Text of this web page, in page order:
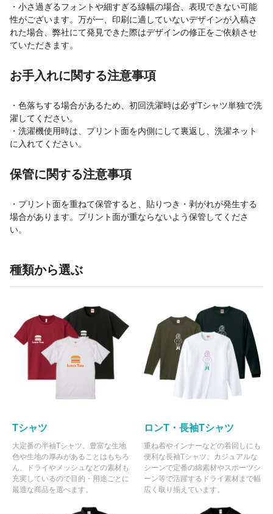
・小さ過ぎるフォントや細すぎる線幅の場合、表現できない可能
性がございます。万が一、印刷に適していないデザインが入稿さ
れた場合、弊社にて発見できた際はデザインの修正をご依頼させ
ていただきます。
お手入れに関する注意事項
・色落ちする場合があるため、初回洗濯時は必ずTシャツ単独で洗
濯してください。
・洗濯機使用時は、プリント面を内側にして裏返し、洗濯ネット
に入れてください。
保管に関する注意事項
・プリント面を重ねて保管すると、貼りつき・剥がれが発生する
場合があります。プリント面が重ならないよう保管してくださ
い。
種類から選ぶ
Tシャツ
大定番の半袖Tシャツ。豊富な生地
色や生地の厚みがあることはもちろ
ん、ドライやメッシュなどの素材も
充実しているので目的・用途ごとに
最適な商品を選べます。
ロンT・長袖Tシャツ
重ね着やインナーなどの着回しにも
便利な長袖Tシャツ。カジュアルな
シーンで定番の綿素材やスポーツシ
ーン等で活躍するドライ素材まで幅
広く取り揃えています。